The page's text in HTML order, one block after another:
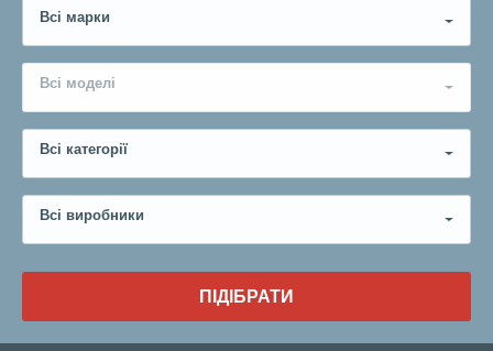
Всі марки
Всі моделі
Всі категорії
Всі виробники
ПІДІБРАТИ